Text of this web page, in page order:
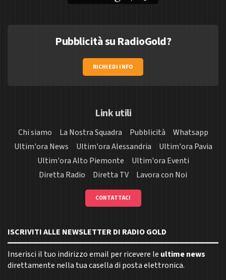
Pubblicità su RadioGold?
RICHIEDI INFO
Link utili
Chi siamo La Nostra Squadra Pubblicità
Whatsapp
Ultim'ora News
Ultim'ora Alessandria
Ultim'ora Pavia
Ultim'ora Alto Piemonte
Ultim'ora Eventi
Diretta Radio
Diretta TV Lavora con Noi
CONTATTACI
ISCRIVITI ALLE NEWSLETTER DI RADIO GOLD
Inserisci il tuo indirizzo email per ricevere le ultime news
direttamente nella tua casella di posta elettronica.